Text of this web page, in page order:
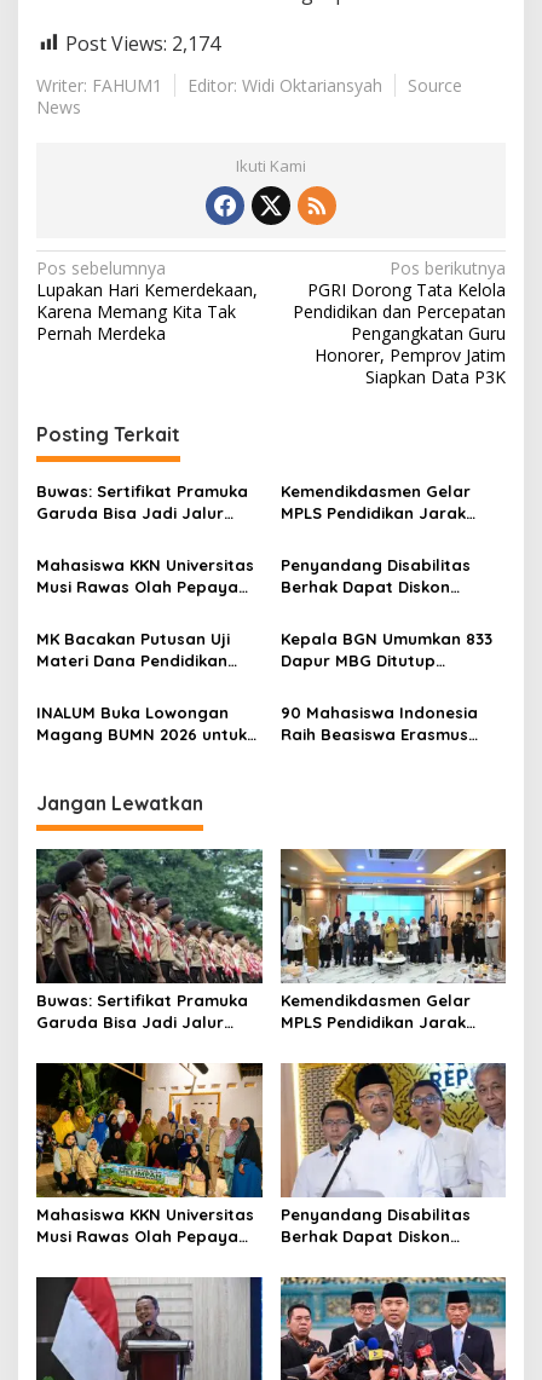
Post Views: 2,174
Writer: FAHUM1 Editor: Widi Oktariansyah
Source
News
Ikuti Kami
N
a
v
a
s
i
o
Pos sebelumnya
Lupakan Hari Kemerdekaan,
Karena Memang Kita Tak
Pernah Merdeka
Pos berikutnya
PGRI Dorong Tata Kelola
Pendidikan dan Percepatan
Pengangkatan Guru
Honorer, Pemprov Jatim
Siapkan Data P3K
Posting Terkait
Buwas: Sertifikat Pramuka
Garuda Bisa Jadi Jalur
dan Perguruan Tinggi
Kemendikdasmen Gelar
MPLS Pendidikan Jarak
Kemandirian Belajar
Mahasiswa KKN Universitas
Musi Rawas Olah Pepaya
Jual Tinggi, Dorong UMKM
Desa Air Satan
Penyandang Disabilitas
Berhak Dapat Diskon
Biaya Sekolah dan Kuliah
MK Bacakan Putusan Uji
Materi Dana Pendidikan
Kemendikdasmen Tunggu
Implikasi Putusan
Kepala BGN Umumkan 833
Dapur MBG Ditutup
Operasional
INALUM Buka Lowongan
Magang BUMN 2026 untuk
90 Mahasiswa Indonesia
Raih Beasiswa Erasmus
Jangan Lewatkan
Buwas: Sertifikat Pramuka
Garuda Bisa Jadi Jalur
dan Perguruan Tinggi
Kemendikdasmen Gelar
MPLS Pendidikan Jarak
Kemandirian Belajar
Mahasiswa KKN Universitas
Musi Rawas Olah Pepaya
Jual Tinggi, Dorong UMKM
Desa Air Satan
Penyandang Disabilitas
Berhak Dapat Diskon
Biaya Sekolah dan Kuliah